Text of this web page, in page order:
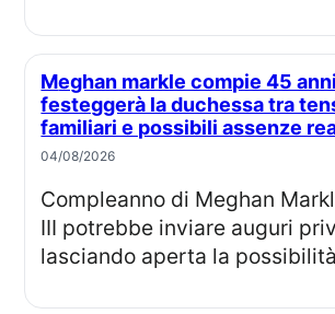
Meghan markle compie 45 anni: come
festeggerà la duchessa tra
familiari e possibili assenze
04/08/2026
Compleanno di Meghan Markle: re Carlo
III potrebbe inviare auguri
lasciando aperta la